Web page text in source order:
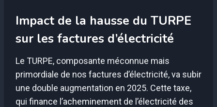
Impact de la hausse du TURPE
sur les factures d’électricité
Le TURPE, composante méconnue mais
primordiale de nos factures d’électricité, va subir
une double augmentation en 2025. Cette taxe,
qui finance l’acheminement de l’électricité des